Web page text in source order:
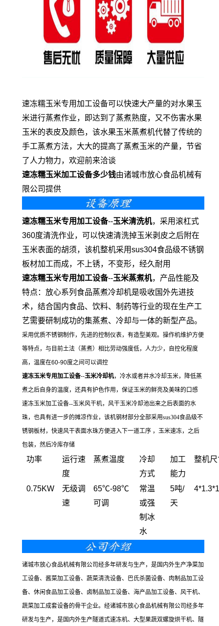
速冻糯玉米专用加工设备可以快速大产量的对水果玉
米进行蒸煮作业，即达到了蒸煮熟度，又不伤害水果
玉米的表皮及颜色，该水果玉米蒸煮机代替了传统的
手工蒸煮方法，大大的提高了蒸煮玉米的产量，节省
了人力物力，欢迎前来洽谈
速冻糯玉米加工设备多少钱由诸城市放心食品机械有
限公司提供
速冻糯玉米专用加工设备--玉米清洗机，采用滚杠式
360度清洗作业，可以快速清洗掉玉米剥皮之后附在
玉米表面的胡须，该机整机采用sus304食品级不锈钢
板材加工而成，不上锈，不变形，经久耐用
速冻糯玉米专用加工设备--玉米蒸煮机，产品性能及
特点：放心系列食品蒸煮冷却机是吸收国外先进技
术，结合国内食品、饮料、制药等行业的现在生产工
艺需要研制成功的集蒸煮、冷却与一体的新型产品。
采用优质不锈钢制作，先进的控制仪表，有造型美观。操作机维护方便
等特点，与目前土法（蒸煮）相比劳动强度低，人力少，自控化程度
高，温度在60-90度之间可以调控
速冻玉米专用加工设备--玉米冷却机，冷水或者井水冷却玉米，降低蒸
煮之后自身的温度，还具有护色作用，保证玉米的鲜亮及美味的口感
速冻玉米加工设备--玉米风干机，风干玉米冷却池出来之后表面的水
珠，也具有进一步的摊凉作业，该机钢材部分全部采用sus304食品级不
锈钢板材，快速风干表面水珠方便进入下一道工序 ，玉米速冻，之后
包装，然后冷库存储
功率
运行速
度
蒸煮温度
冷却
方式
加工
能力
整机尺
0.75KW
无级调
速
65℃-98℃
可调
常温
或强
制冰
水
5吨/
天
诸城市放心食品机械有限公司经多年研发与生产，是国内外生产净菜加
工设备、酱菜加工设备、蔬菜清洗设备、巴氏杀菌设备、肉制品加工设
备、休闲食品加工设备、卤制品加工设备、海产品加工设备、风干机、
蔬菜加工成套设备的骨干企业。经诸城市放心食品机械有限公司经多年
研发与生产，是国内外生产隧道式速冻机、大型果蔬双螺旋烘干机、隧